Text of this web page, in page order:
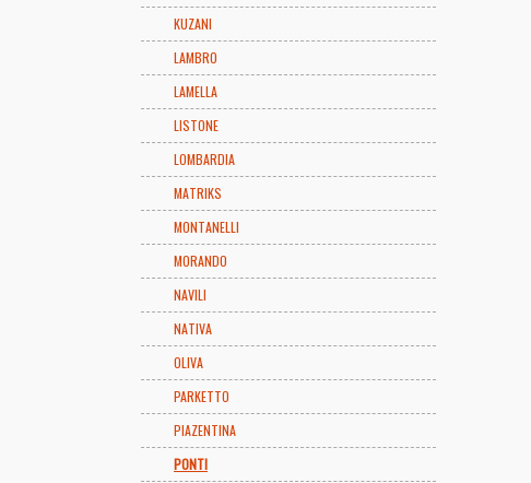
KUZANI
LAMBRO
LAMELLA
LISTONE
LOMBARDIA
MATRIKS
MONTANELLI
MORANDO
NAVILI
NATIVA
OLIVA
PARKETTO
PIAZENTINA
PONTI